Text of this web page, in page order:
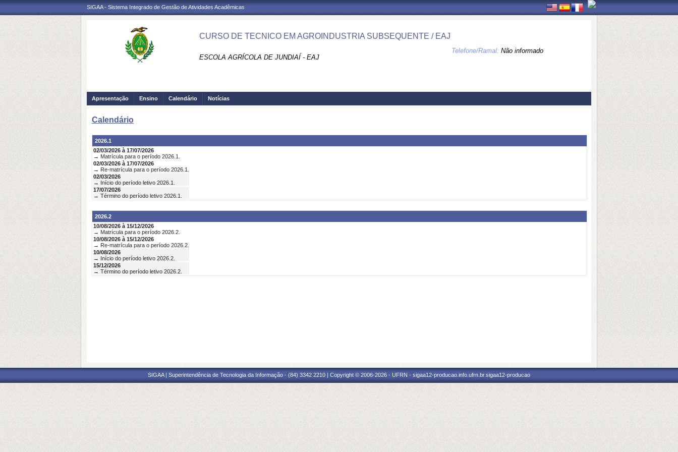
SIGAA - Sistema Integrado de Gestão de Atividades Acadêmicas
CURSO DE TECNICO EM AGROINDUSTRIA SUBSEQUENTE / EAJ
ESCOLA AGRÍCOLA DE JUNDIAÍ - EAJ
Telefone/Ramal: Não informado
Apresentação Ensino Calendário Notícias
Calendário
2026.1
02/03/2026 à 17/07/2026
→ Matrícula para o período 2026.1.
02/03/2026 à 17/07/2026
→ Re-matrícula para o período 2026.1.
02/03/2026
→ Início do período letivo 2026.1.
17/07/2026
→ Término do período letivo 2026.1.
2026.2
10/08/2026 à 15/12/2026
→ Matrícula para o período 2026.2.
10/08/2026 à 15/12/2026
→ Re-matrícula para o período 2026.2.
10/08/2026
→ Início do período letivo 2026.2.
15/12/2026
→ Término do período letivo 2026.2.
SIGAA | Superintendência de Tecnologia da Informação - (84) 3342 2210 | Copyright © 2006-2026 - UFRN - sigaa12-producao.info.ufrn.br.sigaa12-producao